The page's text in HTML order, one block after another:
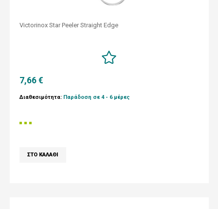
Victorinox Star Peeler Straight Edge
7,66 €
Διαθεσιμότητα: Παράδοση σε 4 - 6 μέρες